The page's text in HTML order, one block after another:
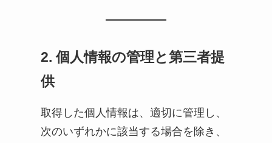
2. 個人情報の管理と第三者提
供
取得した個人情報は、適切に管理し、
次のいずれかに該当する場合を除き、